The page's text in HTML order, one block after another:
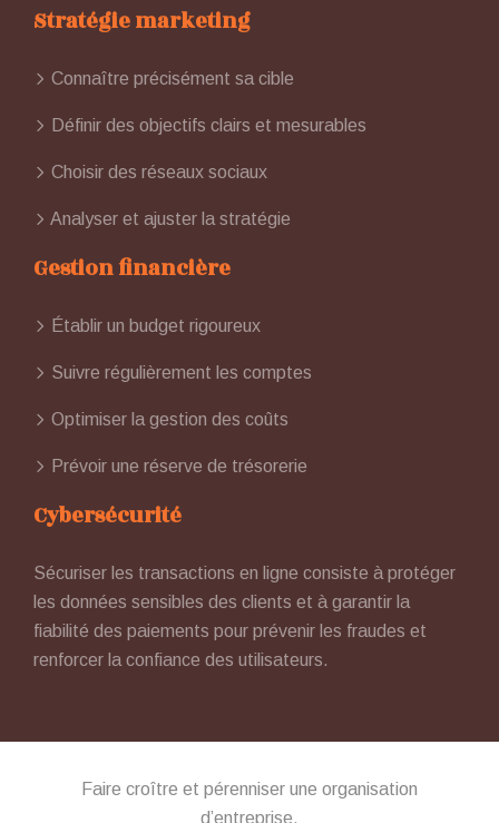
Stratégie marketing
Connaître précisément sa cible
Définir des objectifs clairs et mesurables
Choisir des réseaux sociaux
Analyser et ajuster la stratégie
Gestion financière
Établir un budget rigoureux
Suivre régulièrement les comptes
Optimiser la gestion des coûts
Prévoir une réserve de trésorerie
Cybersécurité
Sécuriser les transactions en ligne consiste à protéger
les données sensibles des clients et à garantir la
fiabilité des paiements pour prévenir les fraudes et
renforcer la confiance des utilisateurs.
Faire croître et pérenniser une organisation
d’entreprise.